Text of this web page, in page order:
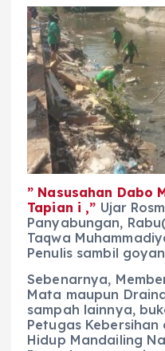
” Nasusahan Dabo
Tapian i ,” Ujar
Panyabungan,
Taqwa
Penulis sambil
Sebenarnya,
Mata maupun
sampah lainnya,
Petugas
Hidup Mandailing